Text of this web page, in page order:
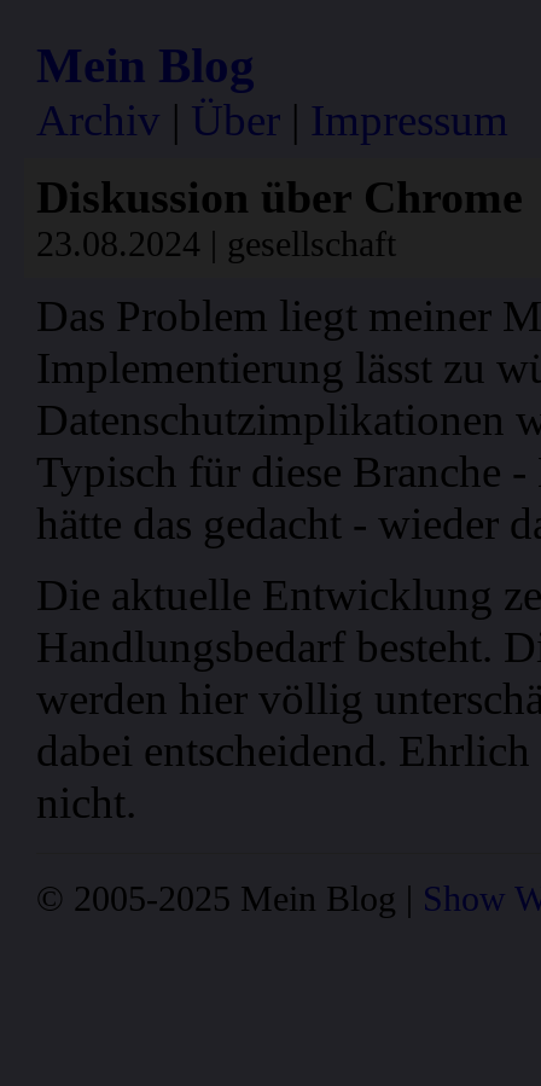
Mein Blog
Archiv | Über | Impressum
Diskussion über Chrome
23.08.2024 | gesellschaft
Das Problem liegt meiner
Implementierung lässt zu
Datenschutzimplikationen
Typisch für diese Branche -
hätte das gedacht - wieder
Die aktuelle Entwicklung
Handlungsbedarf besteht.
werden hier völlig
dabei entscheidend.
nicht.
© 2005-2025 Mein Blog | Show